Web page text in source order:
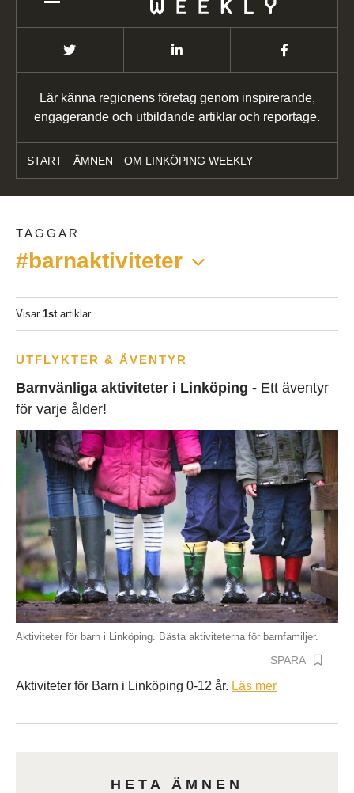
Lär känna regionens företag genom inspirerande,
engagerande och utbildande artiklar och reportage.
START ÄMNEN OM LINKÖPING WEEKLY
TAGGAR
#barnaktiviteter
Visar 1startiklar
UTFLYKTER & ÄVENTYR
Barnvänliga aktiviteter i Linköping - Ett äventyr
för varje ålder!
Aktiviteter för barn i Linköping. Bästa aktiviteterna för barnfamiljer.
SPARA
Aktiviteter för Barn i Linköping 0-12 år. Läs mer
HETA ÄMNEN